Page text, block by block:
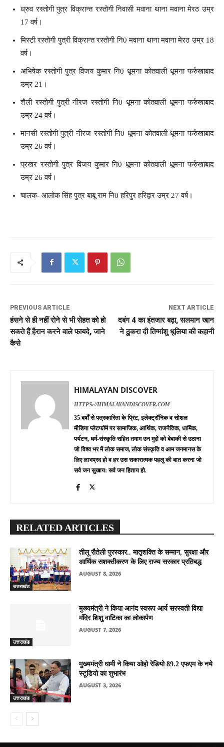
ध्रुव रस्तोगी पुत्र विक्रान्त रस्तोगी निवासी मवाना थाना मवाना मेरठ उम्र
17 वर्ष।
मिस्टी रस्तोगी पुत्री विक्रान्त रस्तोगी नि0 मवाना थाना मवाना मेरठ उम्र 18
वर्ष।
अभिषेक रस्तोगी पुत्र विजय कुमार नि0 धूमना कोतवाली धूमना फर्रुखाबाद
उम्र 21।
शैली रस्तोगी पुत्री नीरज रस्तोगी नि0 धूमना कोतवाली धूमना फर्रुखाबाद
उम्र 24 वर्ष।
मानसी रस्तोगी पुत्री नीरज रस्तोगी नि0 धूमना कोतवाली धूमना फर्रुखाबाद
उम्र 26 वर्ष।
प्रखर रस्तोगी पुत्र विजय कुमार नि0 धूमना कोतवाली धूमना फर्रुखाबाद
उम्र 26 वर्ष।
चालक- आलोक सिंह पुत्र बाबू राम नि0 हरिपुर हरिद्वार उम्र 27 वर्ष।
PREVIOUS ARTICLE
हंसने से ही नहीं रोने से भी सेहत को हो
सकते हैं हैरान करने वाले फायदे, जाने
कैसे
NEXT ARTICLE
दबंग 4 का इंतजार बढ़ा, सलमान खान
ने ठुकरा दी तिग्मांशु धूलिया की कहानी
HIMALAYAN DISCOVER
HTTPS://HIMALAYANDISCOVER.COM
35 बर्षों से पत्रकारिता के प्रिंट, इलेक्ट्रॉनिक व सोशल
मीडिया प्लेटफॉर्म पर सामाजिक, आर्थिक, राजनैतिक, धार्मिक,
पर्यटन, धर्म-संस्कृति सहित तमाम उन मुद्दों को बेबाकी से उठाना
जो विश्व भर में लोक समाज, लोक संस्कृति व आम जनमानस के
लिए लाभप्रद हो व हर उस सकारात्मक पहलु की बात करना जो
सर्व जन सुखाय: सर्व जन हिताय हो.
RELATED ARTICLES
उत्तराखंड
तीलू रौतेली पुरस्कार.. मातृशक्ति के सम्मान, सुरक्षा और
आर्थिक सशक्तीकरण के लिए राज्य सरकार प्रतिबद्ध
AUGUST 8, 2026
उत्तराखंड
मुख्यमंत्री ने किया आनंद स्वरूप आर्य सरस्वती विद्या
मंदिर शिशु वाटिका का लोकार्पण
AUGUST 7, 2026
उत्तराखंड
मुख्यमंत्री धामी ने किया ओहो रेडियो 89.2 एफएम के नये
स्टूडियो का शुभारंभ
AUGUST 3, 2026